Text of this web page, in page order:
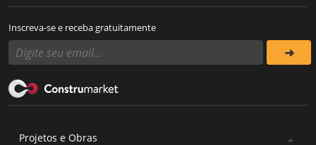
Inscreva-se e receba gratuitamente
Projetos e Obras